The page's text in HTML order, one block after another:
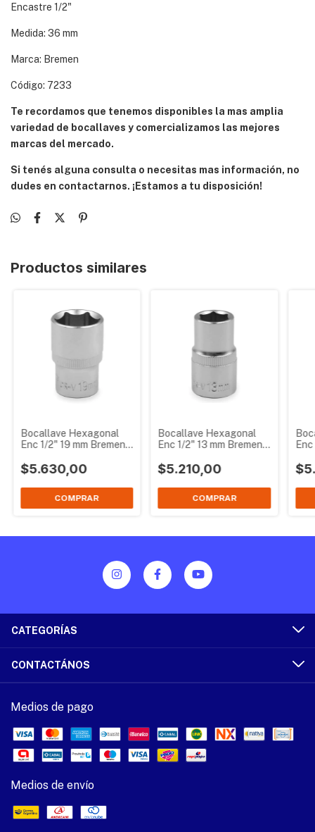
Encastre 1/2"
Medida: 36 mm
Marca: Bremen
Código: 7233
Te recordamos que tenemos disponibles la mas amplia
variedad de bocallaves y comercializamos las mejores
marcas del mercado.
Si tenés alguna consulta o necesitas mas información, no
dudes en contactarnos. ¡Estamos a tu disposición!
Productos similares
Bocallave Hexagonal
Enc 1/2" 19 mm Bremen
$5.630,00
Bocallave Hexagonal
Enc 1/2" 13 mm Bremen
$5.210,00
Enc
CATEGORÍAS
CONTACTÁNOS
Medios de pago
Medios de envío